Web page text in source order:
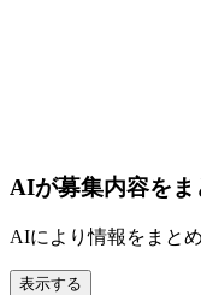
AIが募集内容をま
AIにより情報をまと
表示する